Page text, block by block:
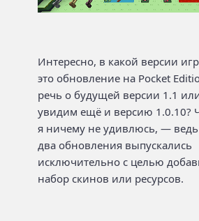
Интересно, в какой версии
это обновление на Pocket
речь о будущей версии 1.1
увидим ещё и версию 1.0.10?
я ничему не удивлюсь, —
два обновления выпускались
исключительно с целью
набор скинов или ресурсов.